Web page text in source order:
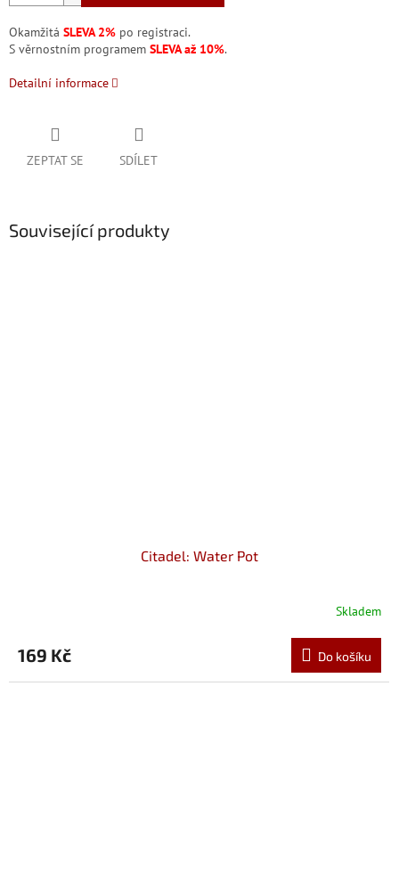
Okamžitá SLEVA 2% po registraci.
S věrnostním programem SLEVA až 10%.
Detailní informace
ZEPTAT SE SDÍLET
Související produkty
Citadel: Water Pot
Skladem
169 Kč Do košíku